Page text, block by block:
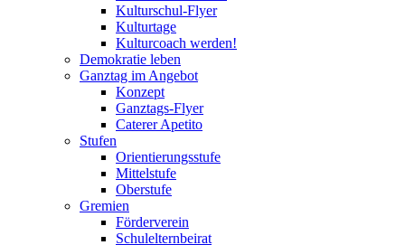
Kulturschul-Flyer
Kulturtage
Kulturcoach werden!
Demokratie leben
Ganztag im Angebot
Konzept
Ganztags-Flyer
Caterer Apetito
Stufen
Orientierungsstufe
Mittelstufe
Oberstufe
Gremien
Förderverein
Schulelternbeirat